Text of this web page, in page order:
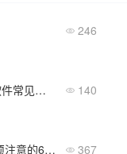
246
你问我答：税务内网聊天软件常见使用问题与解决办法 140
2026年体制内内网聊天必须注意的6个合规技巧 367